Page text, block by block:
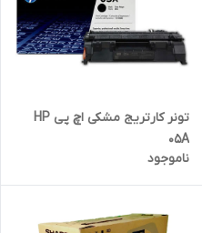
تونر کارتریج مشکی اچ پی HP
05A
ناموجود